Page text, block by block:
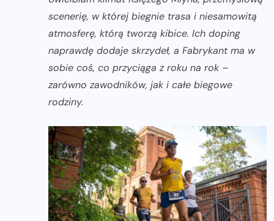
scenerię, w której biegnie trasa i niesamowitą
atmosferę, którą tworzą kibice. Ich doping
naprawdę dodaje skrzydeł, a Fabrykant ma w
sobie coś, co przyciąga z roku na rok –
zarówno zawodników, jak i całe biegowe
rodziny.